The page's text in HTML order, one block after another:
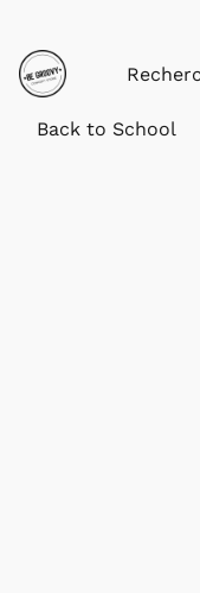
Back to School